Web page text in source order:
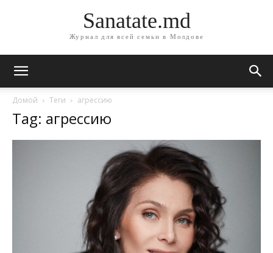
Sanatate.md
Журнал для всей семьи в Молдове
Домой Теги агрессию
Tag: агрессию